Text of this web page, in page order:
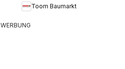
Toom Baumarkt
WERBUNG